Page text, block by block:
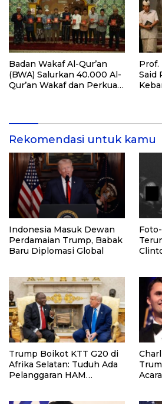
Badan Wakaf Al-Qur’an
(BWA) Salurkan 40.000 Al-
Qur’an Wakaf dan Perkuat
Prof.
Said
Rekomendasi untuk kamu
Indonesia Masuk Dewan
Perdamaian Trump, Babak
Baru Diplomasi Global
Trump Boikot KTT G20 di
Afrika Selatan: Tuduh Ada
Pelanggaran HAM